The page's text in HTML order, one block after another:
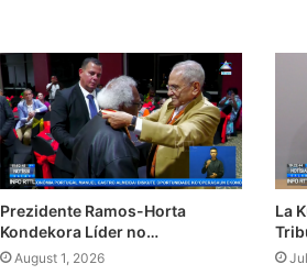
Prezidente Ramos-Horta
Kondekora Líder no…
August 1, 2026
La